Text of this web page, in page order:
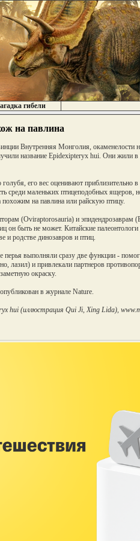
гибели
на павлина
Внутренняя Монголия, окаменелости
название Epidexipteryx hui. Они жили
его вес оценивают
среди маленьких птицеподобных ящеров,
на павлина или райскую птицу.
(Oviraptorosauria) и эпидендрозаврам
быть не может. Китайские палеонтологи
и родстве динозавров и птиц.
выполняли сразу две функции -
лазил) и привлекали партнеров
окраску.
в журнале Nature.
hui (иллюстрация Qui Ji, Xing Lida),